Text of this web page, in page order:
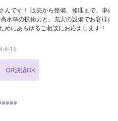
んです！ 販売から整備、修理まで、車の
水準の技術力と、充実の設備でお客様の
めにあらゆるご相談にお応えします！
8-19
QR決済OK